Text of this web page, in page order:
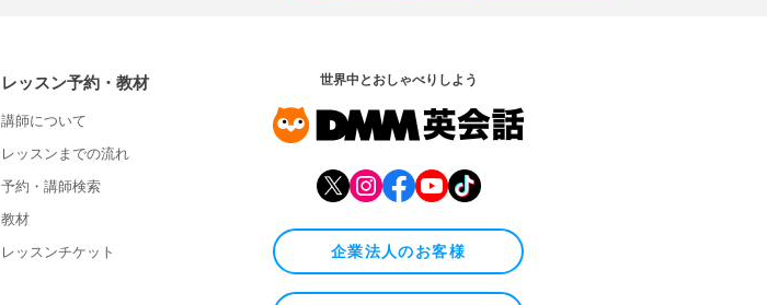
レッスン予約・教材
講師について
レッスンまでの流れ
予約・講師検索
教材
レッスンチケット
世界中とおしゃべりしよう
企業法人のお客様